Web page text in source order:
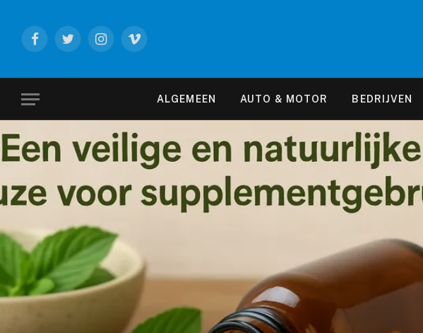
FacebookTwitterInstagram
Vimeo
ALGEMEEN AUTO & MOTOR BEDRIJVEN